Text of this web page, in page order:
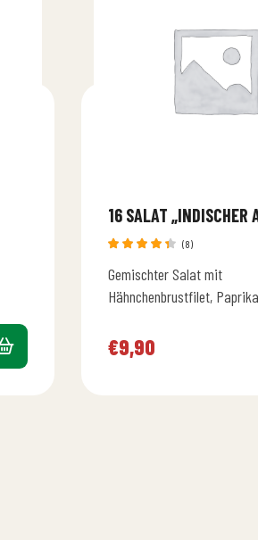
16 SALAT „INDISCHER
mit4.38
(8)
Gemischter Salat mit
Hähnchenbrustfilet,
Joghurtdressing
€9,90